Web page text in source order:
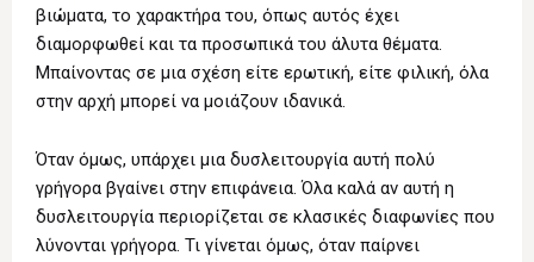
βιώματα, το χαρακτήρα του, όπως αυτός έχει
διαμορφωθεί και τα προσωπικά του άλυτα θέματα.
Μπαίνοντας σε μια σχέση είτε ερωτική, είτε φιλική, όλα
στην αρχή μπορεί να μοιάζουν ιδανικά.
Όταν όμως, υπάρχει μια δυσλειτουργία αυτή πολύ
γρήγορα βγαίνει στην επιφάνεια. Όλα καλά αν αυτή η
δυσλειτουργία περιορίζεται σε κλασικές διαφωνίες που
λύνονται γρήγορα. Τι γίνεται όμως, όταν παίρνει